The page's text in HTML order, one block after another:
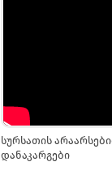
სურსათის
დანაკარგები